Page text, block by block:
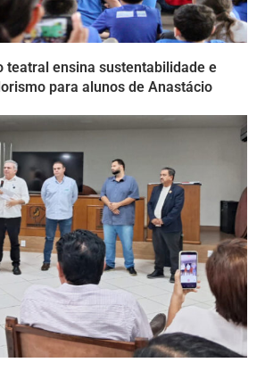
teatral ensina sustentabilidade e
para alunos de Anastácio